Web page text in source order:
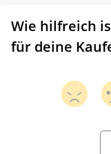
Wie hilfreich
für deine